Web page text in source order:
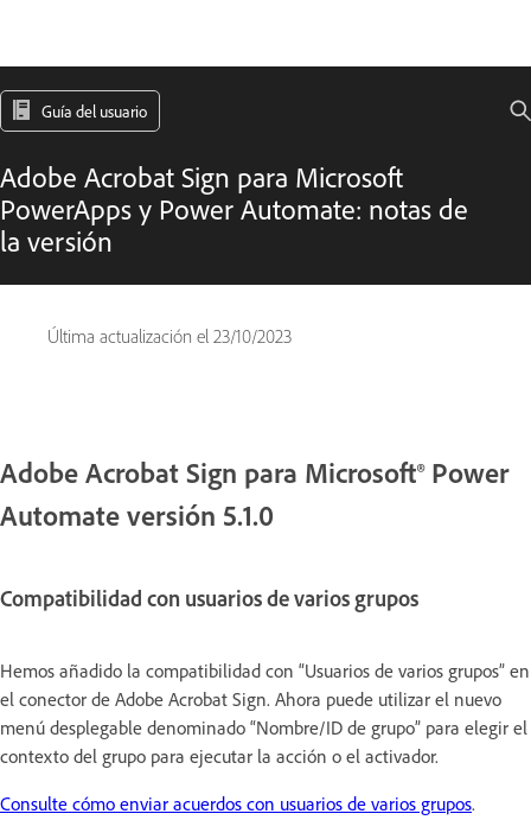
Guía del usuario
Adobe Acrobat Sign para Microsoft
PowerApps y Power Automate: notas de
la versión
Última actualización el 23/10/2023
Adobe Acrobat Sign para Microsoft® Power
Automate versión 5.1.0
Compatibilidad con usuarios de varios grupos
Hemos añadido la compatibilidad con “Usuarios de varios grupos” en
el conector de Adobe Acrobat Sign. Ahora puede utilizar el nuevo
menú desplegable denominado “Nombre/ID de grupo” para elegir el
contexto del grupo para ejecutar la acción o el activador.
Consulte cómo enviar acuerdos con usuarios de varios grupos.